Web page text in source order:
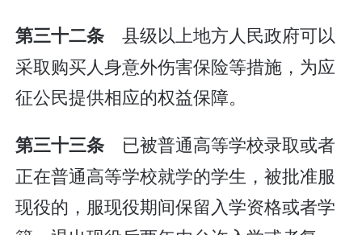
第三十二条 县级以上地方人民政府可以
采取购买人身意外伤害保险等措施，为应
征公民提供相应的权益保障。
第三十三条 已被普通高等学校录取或者
正在普通高等学校就学的学生，被批准服
现役的，服现役期间保留入学资格或者学